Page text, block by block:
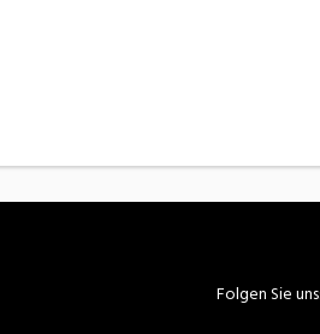
Folgen Sie uns